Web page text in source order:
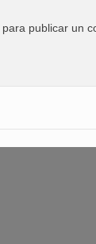
para publicar un